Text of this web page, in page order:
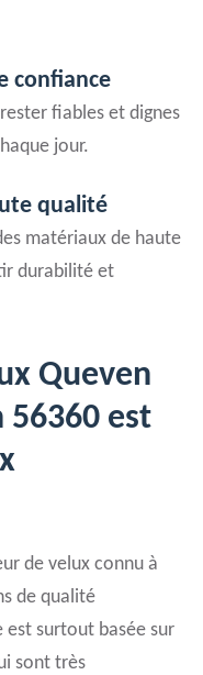
confiance
fiables et dignes
jour.
qualité
matériaux de haute
durabilité et
Queven
56360 est
de velux connu à
de qualité
surtout basée sur
sont très